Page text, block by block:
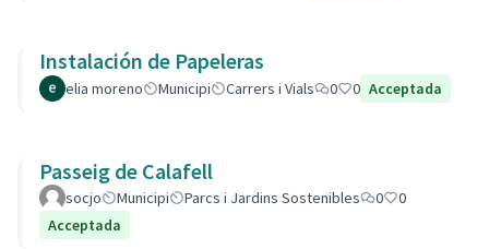
Instalación de Papeleras
elia moreno Municipi Carrers i Vials 0 0 Acceptada
Passeig de Calafell
socjo Municipi Parcs i Jardins Sostenibles 0
0
Acceptada